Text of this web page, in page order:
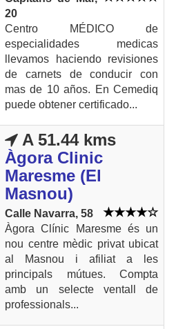
20
Centro MÉDICO de
especialidades medicas
llevamos haciendo revisiones
de carnets de conducir con
mas de 10 años. En Cemediq
puede obtener certificado...
A 51.44 kms
Àgora Clinic
Maresme (El
Masnou)
Calle Navarra, 58
Àgora Clínic Maresme és un
nou centre mèdic privat ubicat
al Masnou i afiliat a les
principals mútues. Compta
amb un selecte ventall de
professionals...